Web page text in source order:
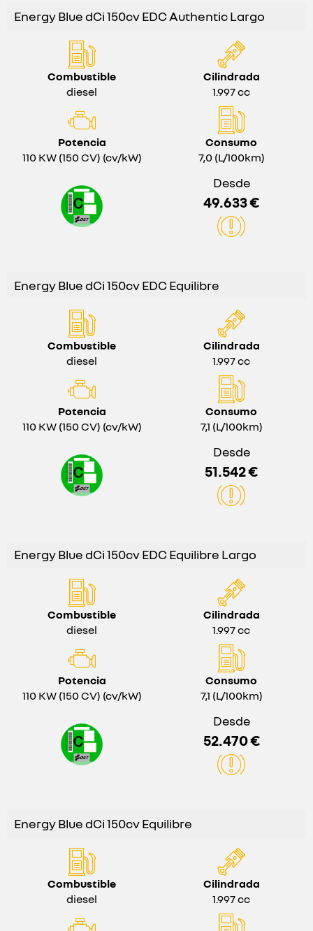
Energy Blue dCi 150cv EDC Authentic Largo
Combustible
diesel
Cilindrada
1.997 cc
Potencia
110 KW (150 CV) (cv/kW)
Consumo
7,0 (L/100km)
Desde
49.633 €
Energy Blue dCi 150cv EDC Equilibre
Combustible
diesel
Cilindrada
1.997 cc
Potencia
110 KW (150 CV) (cv/kW)
Consumo
7,1 (L/100km)
Desde
51.542 €
Energy Blue dCi 150cv EDC Equilibre Largo
Combustible
diesel
Cilindrada
1.997 cc
Potencia
110 KW (150 CV) (cv/kW)
Consumo
7,1 (L/100km)
Desde
52.470 €
Energy Blue dCi 150cv Equilibre
Combustible
diesel
Cilindrada
1.997 cc